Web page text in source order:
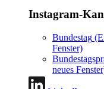
Instagram-
Bundestag
Fenster)
neues